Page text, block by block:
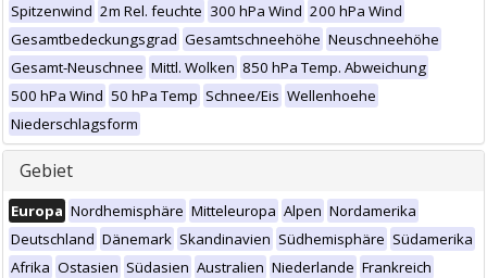
Spitzenwind 2m Rel. feuchte 300 hPa Wind 200 hPa Wind
Gesamtbedeckungsgrad Gesamtschneehöhe Neuschneehöhe
Gesamt-Neuschnee Mittl. Wolken 850 hPa Temp. Abweichung
500 hPa Wind 50 hPa Temp Schnee/Eis Wellenhoehe
Niederschlagsform
Gebiet
Europa Nordhemisphäre Mitteleuropa Alpen Nordamerika
Deutschland Dänemark Skandinavien Südhemisphäre Südamerika
Afrika Ostasien Südasien Australien Niederlande Frankreich